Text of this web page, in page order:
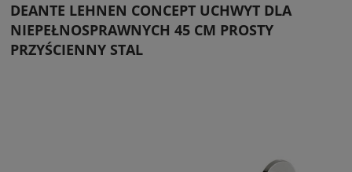
DEANTE LEHNEN CONCEPT UCHWYT DLA
NIEPEŁNOSPRAWNYCH 45 CM PROSTY
PRZYŚCIENNY STAL